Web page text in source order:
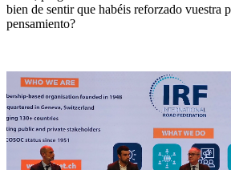
bien de sentir que habéis reforzado vuestra
pensamiento?